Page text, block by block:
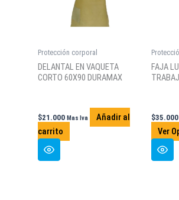
en
página
de
Protección corporal
DELANTAL EN VAQUETA
CORTO 60X90 DURAMAX
$21.000 Mas Iva
Añadir al
carrito
FAJA
$35.000
Ver